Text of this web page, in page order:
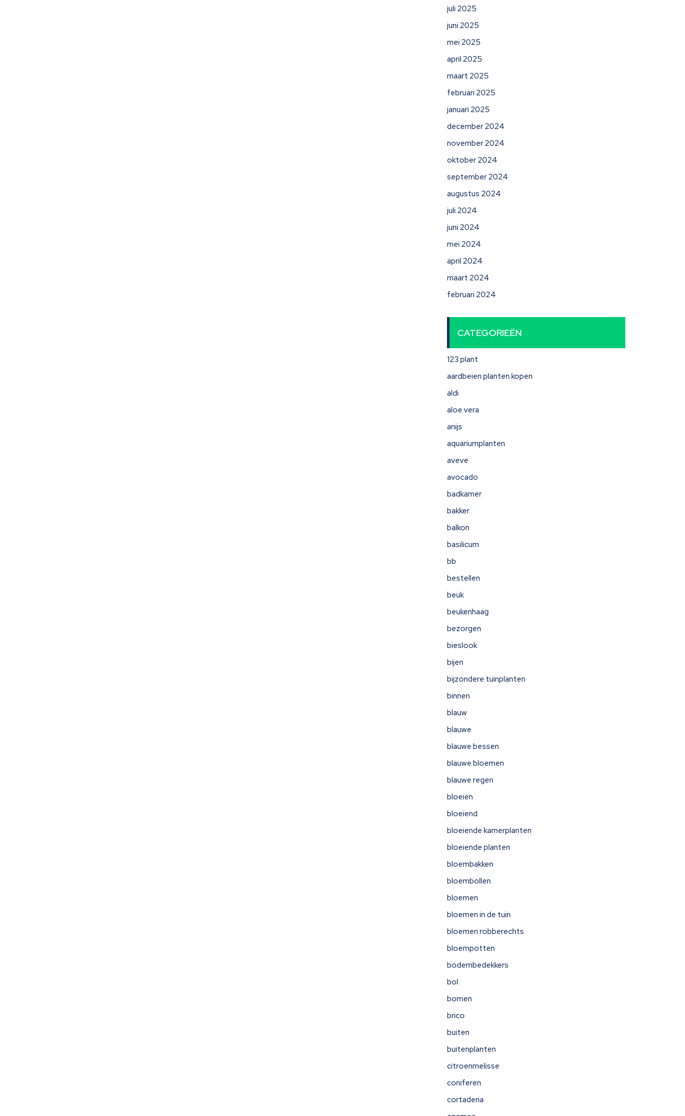
juli 2025
juni 2025
mei 2025
april 2025
maart 2025
februari 2025
januari 2025
december 2024
november 2024
oktober 2024
september 2024
augustus 2024
juli 2024
juni 2024
mei 2024
april 2024
maart 2024
februari 2024
CATEGORIEËN
123 plant
aardbeien planten kopen
aldi
aloe vera
anijs
aquariumplanten
aveve
avocado
badkamer
bakker
balkon
basilicum
bb
bestellen
beuk
beukenhaag
bezorgen
bieslook
bijen
bijzondere tuinplanten
binnen
blauw
blauwe
blauwe bessen
blauwe bloemen
blauwe regen
bloeien
bloeiend
bloeiende kamerplanten
bloeiende planten
bloembakken
bloembollen
bloemen
bloemen in de tuin
bloemen robberechts
bloempotten
bodembedekkers
bol
bomen
brico
buiten
buitenplanten
citroenmelisse
coniferen
cortaderia